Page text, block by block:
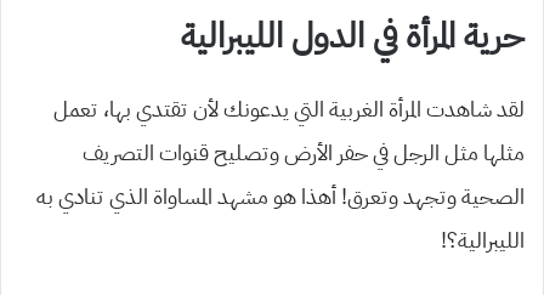
حرية المرأة في الدول الليبرالية
لقد شاهدت المرأة الغربية التي يدعونك لأن تقتدي بها، تعمل
مثلها مثل الرجل في حفر الأرض وتصليح قنوات التصريف
الصحية وتجهد وتعرق! أهذا هو مشهد المساواة الذي تنادي به
الليبرالية؟!